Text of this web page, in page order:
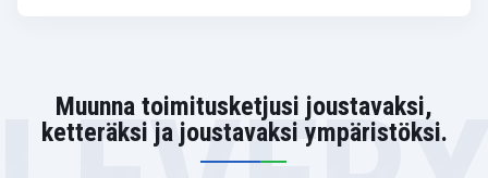
Yhdistä saapuvat, lähtevät ja monimutkaiset
varastointitoiminnot saumattomasti.
Paranna pihan ja lastausalueen hallintaa sujuvampien
toimitusketjuja:
Ennakoivat näkymät kysynnän ja tarjonnan suunnitteluun.
Täysi näkyvyys koko toimitusketjun hallintaan.
reaaliaikaisten oivallusten avulla:
Seuraa keskeisiä tapahtumia ja virstanpylväitä toiminnoissa.
Ennusta ja ehkäise häiriöitä.
asiakaspalvelua ja uskollisuutta:
Integroi logistiikka myynnin, kaupan ja asiakaspalvelun
Muunna toimitusketjusi joustavaksi,
ketteräksi ja joustavaksi ympäristöksi.